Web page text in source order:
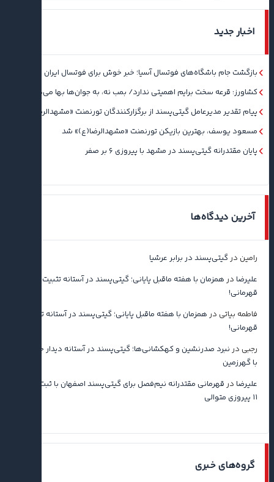
اخبار جدید
بازگشت جام باشگاه‌های فوتسال آسیا؛ خبر خوش برای فوتسال ایران
کشاورز: قرعه سخت برایم اهمیتی ندارد/ بمب نه، به جوان‌ها بها می‌دهم
پیام تقدیر مدیرعامل گیتی‌پسند از برگزارکنندگان تورنمنت «مشهدالرضا(ع)»
مسعود یوسف، بهترین بازیکن تورنمنت «مشهدالرضا(ع)» شد
پایان مقتدرانه گیتی‌پسند در مشهد با پیروزی ۶ بر صفر
آخرین دیدگاه‌ها
رامین در گیتی‌پسند در برابر عرشیا
علیرضا در همزمان با هفته ماقبل پایانی؛ گیتی‌پسند در آستانه تثبیت
قهرمانی!
فاطمه بیاتی در همزمان با هفته ماقبل پایانی؛ گیتی‌پسند در آستانه تثبیت
قهرمانی!
رجبی در نبرد صدرنشین و کهکشانی‌ها؛ گیتی‌پسند در آستانه دیدار حساس
با گهرزمین
علیرضا در قهرمانی مقتدرانه نیم‌فصل برای گیتی‌پسند اصفهان با ثبت رکورد
۱۱ پیروزی متوالی
گروه‌های خبری